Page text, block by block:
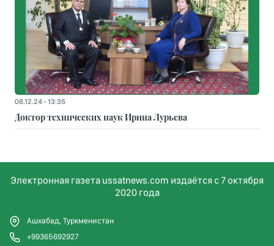
08.12.24 - 13:35
Доктор технических наук Ирина Лурьева
Электронная газета ussatnews.com издаётся с 7 октября
2020 года
Ашхабад, Туркменистан
+99365692927